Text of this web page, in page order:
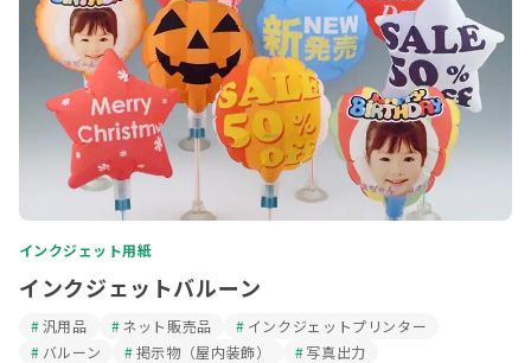
インクジェット用紙
インクジェットバルーン
汎用品 ネット販売品
インクジェットプリンター
バルーン
掲示物（屋内装飾） 写真出力